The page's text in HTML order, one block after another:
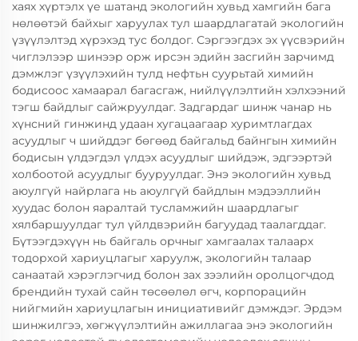
хаях хүртэлх үе шатанд экологийн хувьд хамгийн бага
нөлөөтэй байхыг харуулах тул шаардлагатай экологийн
үзүүлэлтэд хүрэхэд тус болдог. Сэргээгдэх эх үүсвэрийн
чиглэлээр шинээр орж ирсэн эдийн засгийн зарчимд
дэмжлэг үзүүлэхийн тулд нефтьн суурьтай химийн
бодисоос хамаарал багасгаж, нийлүүлэлтийн хэлхээний
тэгш байдлыг сайжруулдаг. Задгардаг шинж чанар нь
хүнсний гинжинд удаан хугацаагаар хуримтлагдах
асуудлыг ч шийддэг бөгөөд байгальд байнгын химийн
бодисын үлдэгдэл үлдэх асуудлыг шийдэж, эдгээртэй
холбоотой асуудлыг бууруулдаг. Энэ экологийн хувьд
аюулгүй найрлага нь аюулгүй байдлын мэдээллийн
хуудас болон яаралтай тусламжийн шаардлагыг
хялбаршуулдаг тул үйлдвэрийн багуудад таалагддаг.
Бүтээгдэхүүн нь байгаль орчныг хамгаалах талаарх
тодорхой хариуцлагыг харуулж, экологийн талаар
санаатай хэрэглэгчид болон зах зээлийн оролцогчдод
брендийн тухай сайн төсөөлөл өгч, корпорацийн
нийгмийн хариуцлагын инициативийг дэмждэг. Эрдэм
шинжилгээ, хөгжүүлэлтийн ажиллагаа энэ экологийн